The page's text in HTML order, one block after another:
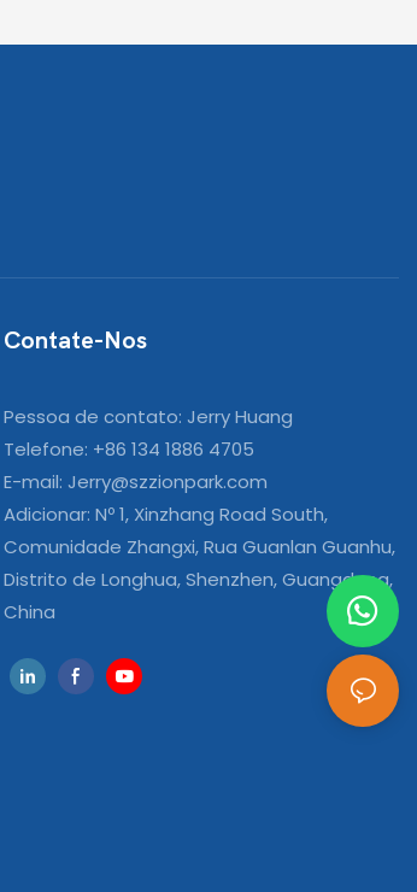
Contate-Nos
Pessoa de contato: Jerry Huang
Telefone: +86 134 1886 4705
E-mail: Jerry@szzionpark.com
Adicionar: Nº 1, Xinzhang Road South,
Comunidade Zhangxi, Rua Guanlan Guanhu,
Distrito de Longhua, Shenzhen, Guangdong,
China